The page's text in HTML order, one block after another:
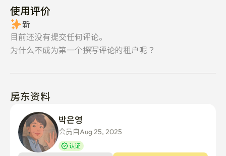
使用评价
新
目前还没有提交任何评论。
为什么不成为第一个撰写评论的租户呢？
房东资料
会员自Aug 25, 2025
认证